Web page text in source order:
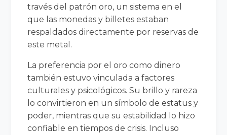
través del patrón oro, un sistema en el
que las monedas y billetes estaban
respaldados directamente por reservas de
este metal.
La preferencia por el oro como dinero
también estuvo vinculada a factores
culturales y psicológicos. Su brillo y rareza
lo convirtieron en un símbolo de estatus y
poder, mientras que su estabilidad lo hizo
confiable en tiempos de crisis. Incluso